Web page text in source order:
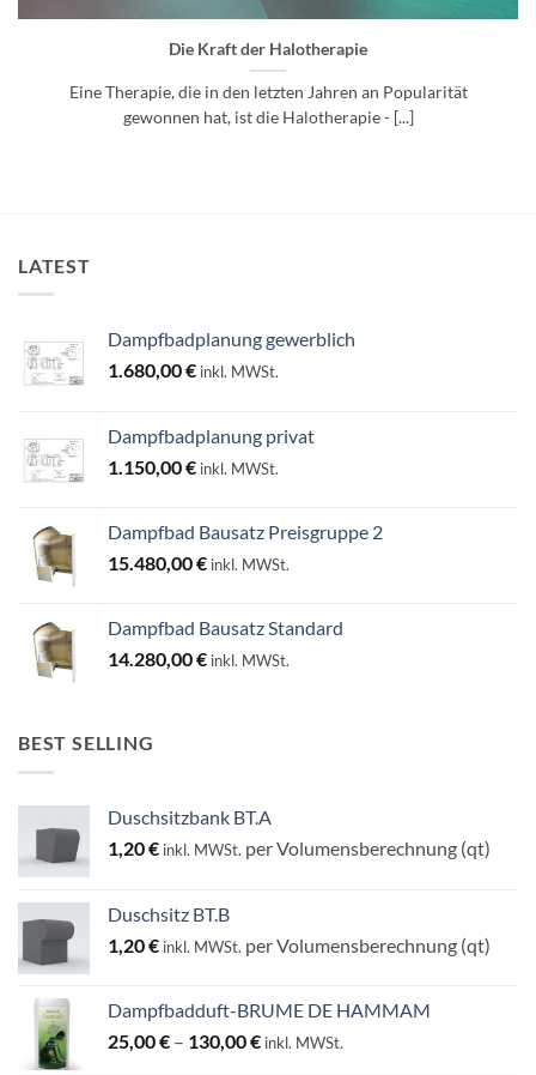
Die Kraft der Halotherapie
Eine Therapie, die in den letzten Jahren an Popularität
gewonnen hat, ist die Halotherapie - [...]
LATEST
Dampfbadplanung gewerblich
1.680,00€ inkl. MWSt.
Dampfbadplanung privat
1.150,00€ inkl. MWSt.
Dampfbad Bausatz Preisgruppe 2
15.480,00€ inkl. MWSt.
Dampfbad Bausatz Standard
14.280,00€ inkl. MWSt.
BEST SELLING
Duschsitzbank BT.A
1,20€ inkl. MWSt. per Volumensberechnung (qt)
Duschsitz BT.B
1,20€ inkl. MWSt. per Volumensberechnung (qt)
Dampfbadduft-BRUME DE HAMMAM
25,00€ – 130,00€Preisspanne:
inkl. MWSt.